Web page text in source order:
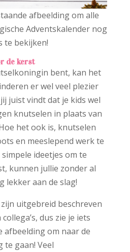
afbeelding om alle
Adventskalender nog
te bekijken!
de kerst
bent, kan het
er wel veel plezier
juist vindt dat je kids wel
knutselen in plaats van
het ook is, knutselen
en meeslepend werk te
ideetjes om te
kunnen jullie zonder al
lekker aan de slag!
uitgebreid beschreven
dus zie je iets
afbeelding om naar de
te gaan! Veel